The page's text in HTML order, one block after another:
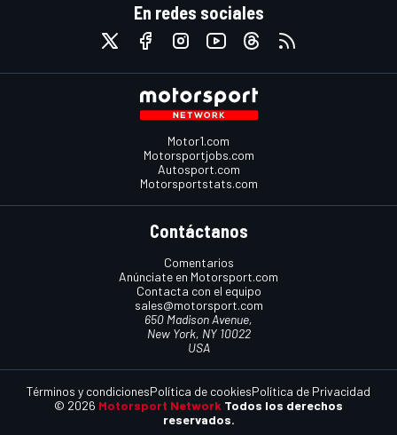
En redes sociales
Motor1.com
Motorsportjobs.com
Autosport.com
Motorsportstats.com
Contáctanos
Comentarios
Anúnciate en Motorsport.com
Contacta con el equipo
sales@motorsport.com
650 Madison Avenue,
New York, NY 10022
USA
© 2026 Motorsport Network Todos los derechos
reservados.
Términos y condicionesPolítica de cookiesPolítica de Privacidad